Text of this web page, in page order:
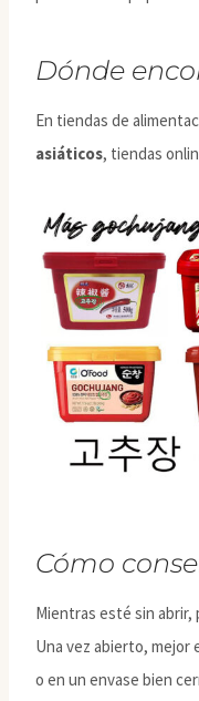
Dónde
En tiendas de
asiáticos, tiendas
Cómo
Mientras esté sin abrir,
Una vez abierto, mejor
o en un envase bien